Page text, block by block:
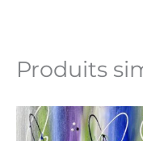
Produits